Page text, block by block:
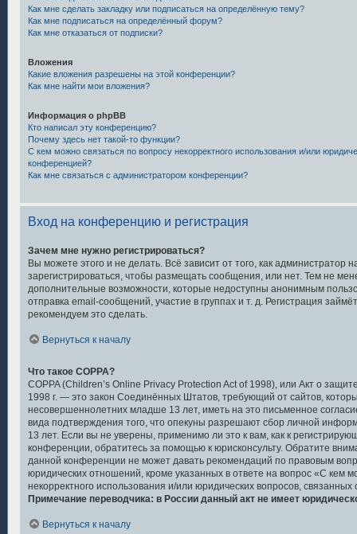
Как мне сделать закладку или подписаться на определённую тему?
Как мне подписаться на определённый форум?
Как мне отказаться от подписки?
Вложения
Какие вложения разрешены на этой конференции?
Как мне найти мои вложения?
Информация о phpBB
Кто написал эту конференцию?
Почему здесь нет такой-то функции?
С кем можно связаться по вопросу некорректного использования и/или
конференцией?
Как мне связаться с администратором конференции?
Вход на конференцию и регистрация
Зачем мне нужно регистрироваться?
Вы можете этого и не делать. Всё зависит от того, как
зарегистрироваться, чтобы размещать сообщения, или нет. Тем не
дополнительные возможности, которые недоступны анонимным
отправка email-сообщений, участие в группах и т. д. Регистрация
рекомендуем это сделать.
Вернуться к началу
Что такое COPPA?
COPPA (Children’s Online Privacy Protection Act of 1998), или Акт о
1998 г. — это закон Соединённых Штатов, требующий от сайтов,
несовершеннолетних младше 13 лет, иметь на это письменное
вида подтверждения того, что опекуны разрешают сбор личной
13 лет. Если вы не уверены, применимо ли это к вам, как к
конференции, обратитесь за помощью к юрисконсульту. Обратите
данной конференции не может давать рекомендаций по правовым
юридических отношений, кроме указанных в ответе на вопрос «С кем
некорректного использования и/или юридических вопросов,
Примечание переводчика: в России данный акт не имеет
Вернуться к началу